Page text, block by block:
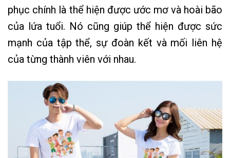
phục chính là thể hiện được ước mơ và hoài bão
của lứa tuổi. Nó cũng giúp thể hiện được sức
mạnh của tập thể, sự đoàn kết và mối liên hệ
của từng thành viên với nhau.